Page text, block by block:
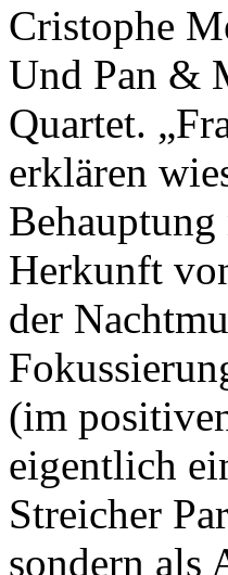
Cristophe
Und Pan &
Quartet.
erklären
Herkunft
der
(im
eigentlich
Streicher
sondern als